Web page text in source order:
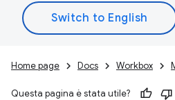
Home page Docs Workbox
Questa pagina è stata utile?